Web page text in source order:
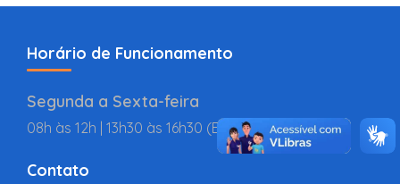
Horário de Funcionamento
Segunda a Sexta-feira
08h às 12h | 13h30 às 16h30 (BR
Contato